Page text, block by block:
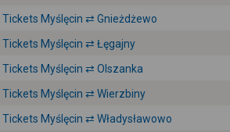
Tickets Myślęcin ⇄ Gnieżdżewo
Tickets Myślęcin ⇄ Łęgajny
Tickets Myślęcin ⇄ Olszanka
Tickets Myślęcin ⇄ Wierzbiny
Tickets Myślęcin ⇄ Władysławowo